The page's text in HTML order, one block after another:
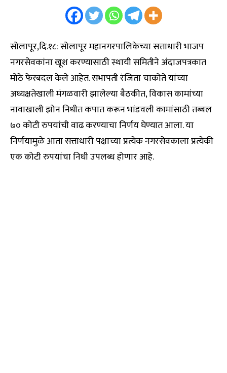
सोलापूर,दि.१८: सोलापूर महानगरपालिकेच्या सत्ताधारी भाजप
नगरसेवकांना खूश करण्यासाठी स्थायी समितीने अंदाजपत्रकात
मोठे फेरबदल केले आहेत. सभापती रंजिता चाकोते यांच्या
अध्यक्षतेखाली मंगळवारी झालेल्या बैठकीत, विकास कामांच्या
नावाखाली झोन निधीत कपात करून भांडवली कामांसाठी तब्बल
७० कोटी रुपयांची वाढ करण्याचा निर्णय घेण्यात आला. या
निर्णयामुळे आता सत्ताधारी पक्षाच्या प्रत्येक नगरसेवकाला प्रत्येकी
एक कोटी रुपयांचा निधी उपलब्ध होणार आहे.